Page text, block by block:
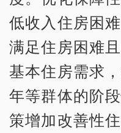
低收入住房困
满足住房困难
基本住房需求
年等群体的阶
策增加改善性